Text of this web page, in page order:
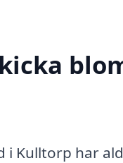
i Kulltorp har